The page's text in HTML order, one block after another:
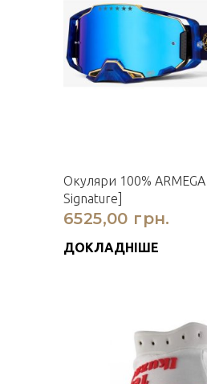
Окуляри 100%
Signature]
6525,00 грн.
ДОКЛАДНІШЕ